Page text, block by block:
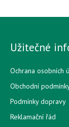
Užitečné
Ochrana osobních
Obchodní
Podmínky dopravy
Reklamační řád